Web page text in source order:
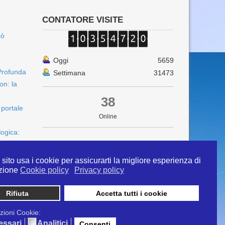
sito usa i cookie per assicurarti la migliore esperienza di
Cookie policy Privacy policy
Rifiuta Accetta tutti i cookie
Cookie:
la
CONTATORE VISITE
Oggi
5659
Settimana
31473
38
Online
info@ipertermiaitalia.it tel. 331/9584817 . Il
diramato nel rispetto delle Linee Guida contenute
clinici" - Delibera n. 129/2007